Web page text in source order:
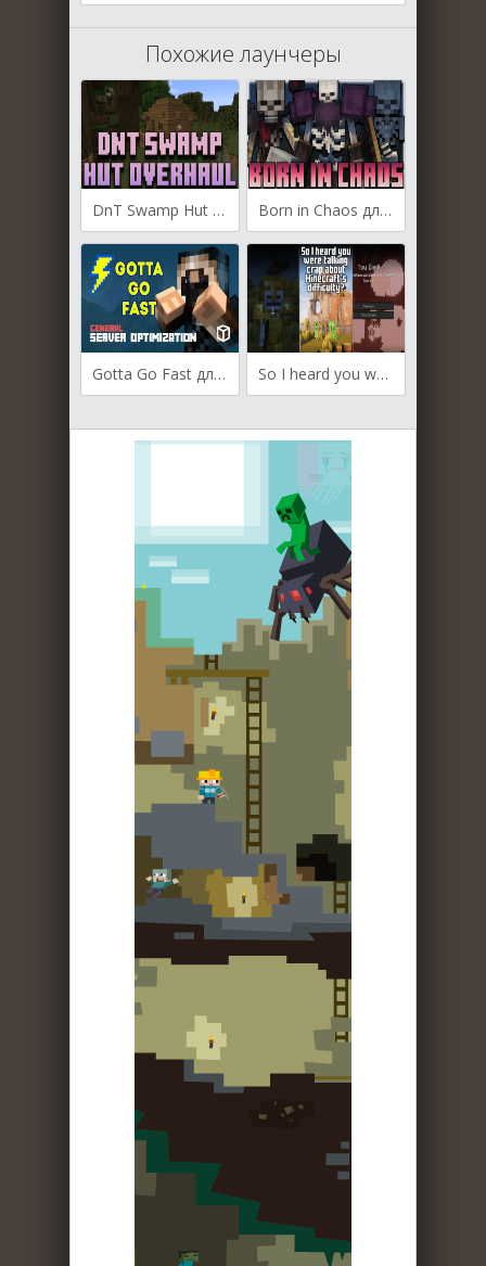
Похожие лаунчеры
DnT Swamp Hut Overhaul для Майнкрафт [1.20.4, 1.20.2, 1.20.1] Born in Chaos для Майнкрафт [1.20.1, 1.20, 1.19.2]
Gotta Go Fast для Майнкрафт [1.20.2, 1.20.1, 1.20] So I heard you were talking crap для Майнкрафт [1.20.1, 1.19.2, 1.18.2]